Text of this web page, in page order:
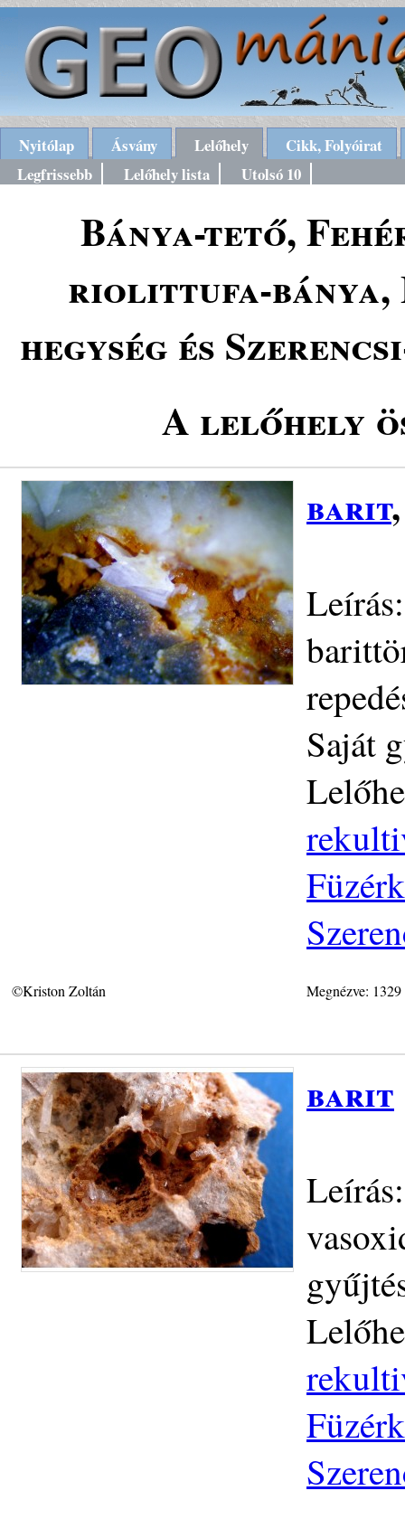
Nyitólap Ásvány Lelőhely
Cikk, Folyóirat
Legfrissebb
Lelőhely lista Utolsó 10
Bánya-tető,
riolittufa-bánya,
hegység és
A lelőhely
barit
Saját
©Kriston Zoltán Megnézve:
barit